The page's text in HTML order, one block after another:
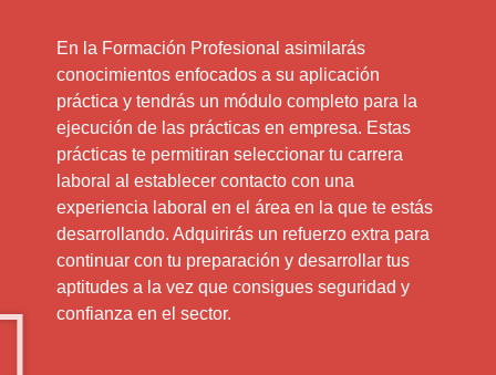
En la Formación Profesional asimilarás
conocimientos enfocados a su aplicación
práctica y tendrás un módulo completo para la
ejecución de las prácticas en empresa. Estas
prácticas te permitiran seleccionar tu carrera
laboral al establecer contacto con una
experiencia laboral en el área en la que te estás
desarrollando. Adquirirás un refuerzo extra para
continuar con tu preparación y desarrollar tus
aptitudes a la vez que consigues seguridad y
confianza en el sector.